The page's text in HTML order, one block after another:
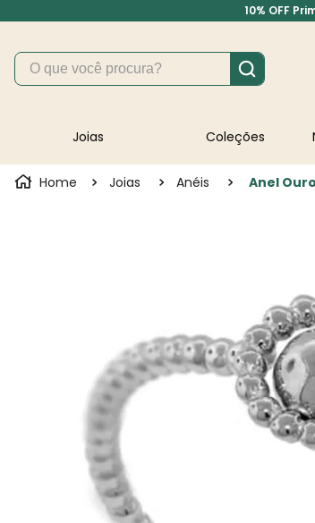
10% OFF
O que você procura?
Joias Coleções
Joias Anéis Anel